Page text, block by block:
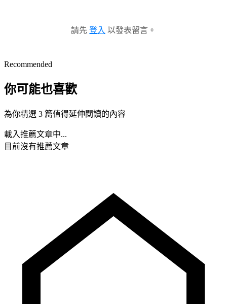
請先 登入 以發表留言。
Recommended
你可能也喜歡
為你精選 3 篇值得延伸閱讀的內容
載入推薦文章中...
目前沒有推薦文章